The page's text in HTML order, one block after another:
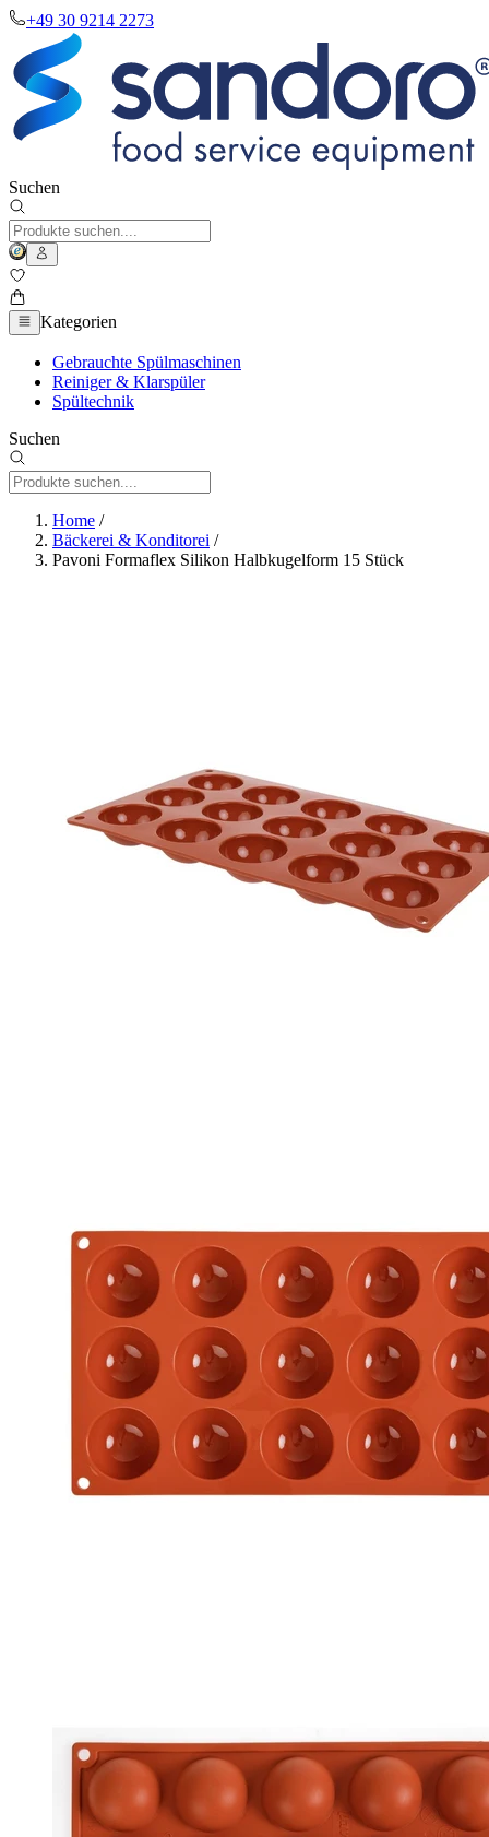
+49 30 9214 2273
Suchen
Kategorien
Gebrauchte Spülmaschinen
Reiniger & Klarspüler
Spültechnik
Suchen
Home /
Bäckerei & Konditorei /
Pavoni Formaflex Silikon Halbkugelform 15 Stück